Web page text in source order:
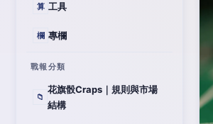
算 工具
欄 專欄
戰報分類
📁
花旗骰Craps｜規則與市場
結構